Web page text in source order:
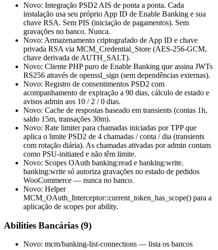
Novo: Integração PSD2 AIS de ponta a ponta. Cada
instalação usa seu próprio App ID de Enable Banking e sua
chave RSA. Sem PIS (iniciação de pagamentos). Sem
gravações no banco. Nunca.
Novo: Armazenamento criptografado de App ID e chave
privada RSA via MCM_Credential_Store (AES-256-GCM,
chave derivada de AUTH_SALT).
Novo: Cliente PHP puro de Enable Banking que assina JWTs
RS256 através de openssl_sign (sem dependências externas).
Novo: Registro de consentimentos PSD2 com
acompanhamento de expiração a 90 dias, cálculo de estado e
avisos admin aos 10 / 2 / 0 dias.
Novo: Cache de respostas baseado em transients (contas 1h,
saldo 15m, transações 30m).
Novo: Rate limiter para chamadas iniciadas por TPP que
aplica o limite PSD2 de 4 chamadas / conta / dia (transients
com rotação diária). As chamadas ativadas por admin contam
como PSU-initiated e não têm limite.
Novo: Scopes OAuth banking:read e banking:write.
banking:write só autoriza gravações no estado de pedidos
WooCommerce — nunca no banco.
Novo: Helper
MCM_OAuth_Interceptor::current_token_has_scope() para a
aplicação de scopes por ability.
Abilities Bancárias (9)
Novo: mcm/banking-list-connections — lista os bancos